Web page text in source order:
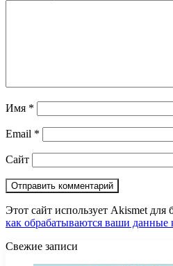
Имя *
Email *
Сайт
Этот сайт использует Akismet для
как обрабатываются ваши данные
Свежие записи